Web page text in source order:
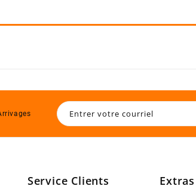
Service Clients Extras